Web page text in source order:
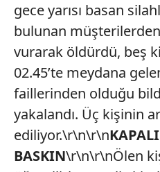
gece yarısı basan
bulunan
vurarak öldürdü, beş
02.45’te meydana
faillerinden olduğu
yakalandı. Üç kişinin
ediliyor.\r\n\r\n
BASKIN\r\n\r\nÖlen